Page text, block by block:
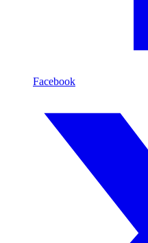
Facebook